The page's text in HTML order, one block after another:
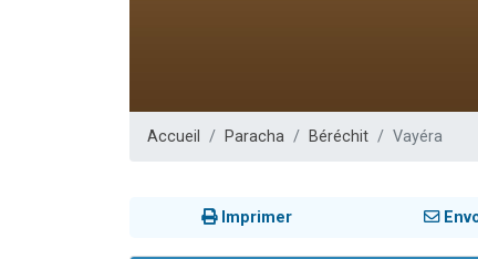
Il
Accueil Paracha Béréchit Vayéra
Imprimer